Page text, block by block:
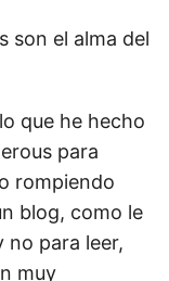
son el alma del
que he hecho
para
rompiendo
blog, como le
no para leer,
muy